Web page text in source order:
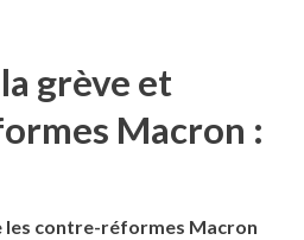
grève et
Macron :
contre-réformes Macron